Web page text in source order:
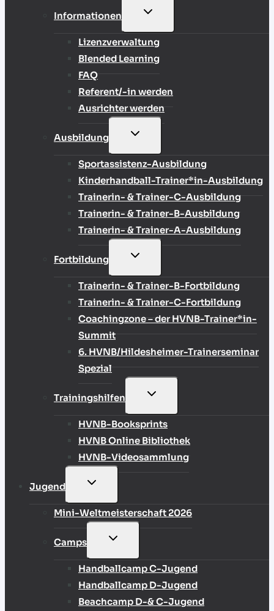
Informationen
UNTERMENÜ
Lizenzverwaltung
Blended Learning
FAQ
Referent/-in werden
Ausrichter werden
Ausbildung
UNTERMENÜ
Sportassistenz-Ausbildung
Kinderhandball-Trainer*in-Ausbildung
Trainerin- & Trainer-C-Ausbildung
Trainerin- & Trainer-B-Ausbildung
Trainerin- & Trainer-A-Ausbildung
Fortbildung
UNTERMENÜ
Trainerin- & Trainer-B-Fortbildung
Trainerin- & Trainer-C-Fortbildung
Coachingzone – der HVNB-Trainer*in-
Summit
6. HVNB/Hildesheimer-Trainerseminar
Spezial
Trainingshilfen
UNTERMENÜ
HVNB-Booksprints
HVNB Online Bibliothek
HVNB-Videosammlung
Jugend
UNTERMENÜ
Mini-Weltmeisterschaft 2026
Camps
UNTERMENÜ
Handballcamp C-Jugend
Handballcamp D-Jugend
Beachcamp D-& C-Jugend